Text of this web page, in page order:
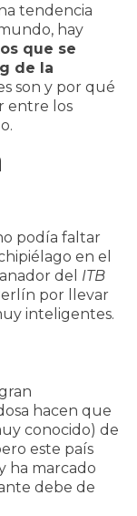
tendencia
hay
que se
de la
son y por qué
entre los
podía faltar
en el
del ITB
por llevar
inteligentes.
hacen que
conocido) de
este país
ha marcado
debe de